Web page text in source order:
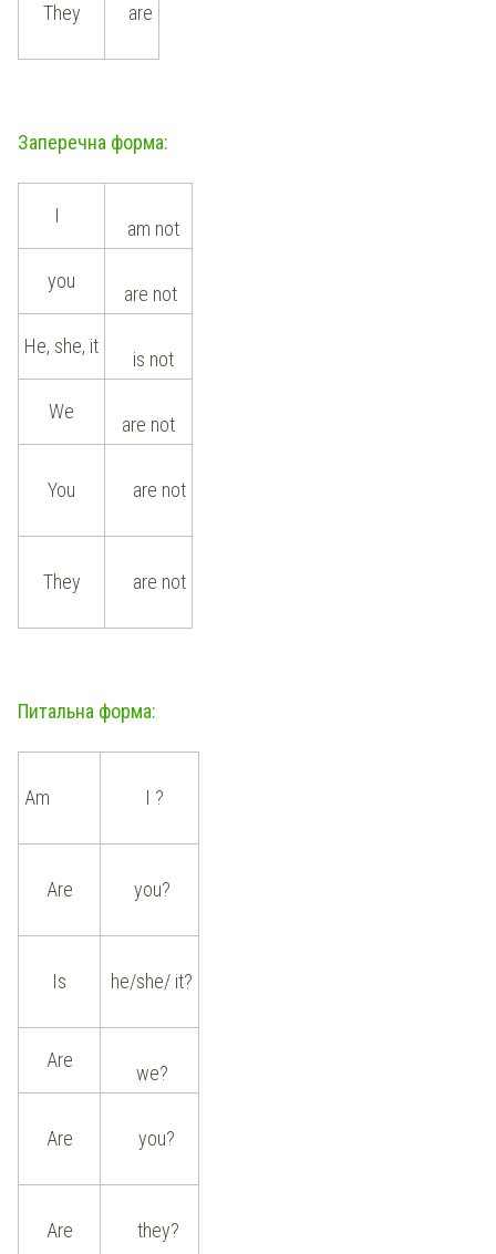
They are
Заперечна форма:
I
am not
you
are not
He, she, it
is not
We
are not
You are not
They are not
Питальна форма:
Am I ?
Are you?
Is he/she/ it?
Are
we?
Are you?
Are they?